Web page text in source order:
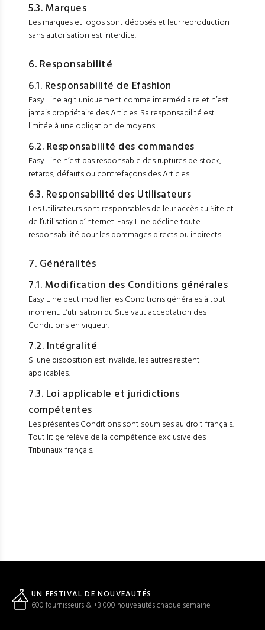
5.3. Marques
Les marques et logos sont déposés et leur reproduction
sans autorisation est interdite.
6. Responsabilité
6.1. Responsabilité de Efashion
Easy Line agit uniquement comme intermédiaire et n’est
jamais propriétaire des Articles. Sa responsabilité est
limitée à une obligation de moyens.
6.2. Responsabilité des commandes
Easy Line n’est pas responsable des ruptures de stock,
retards, défauts ou contrefaçons des Articles.
6.3. Responsabilité des Utilisateurs
Les Utilisateurs sont responsables de leur accès au Site et
de l’utilisation d’Internet. Easy Line décline toute
responsabilité pour les dommages directs ou indirects.
7. Généralités
7.1. Modification des Conditions générales
Easy Line peut modifier les Conditions générales à tout
moment. L’utilisation du Site vaut acceptation des
Conditions en vigueur.
7.2. Intégralité
Si une disposition est invalide, les autres restent
applicables.
7.3. Loi applicable et juridictions
compétentes
Les présentes Conditions sont soumises au droit français.
Tout litige relève de la compétence exclusive des
Tribunaux français.
UN FESTIVAL DE NOUVEAUTÉS
600 fournisseurs & +3 000 nouveautés chaque semaine